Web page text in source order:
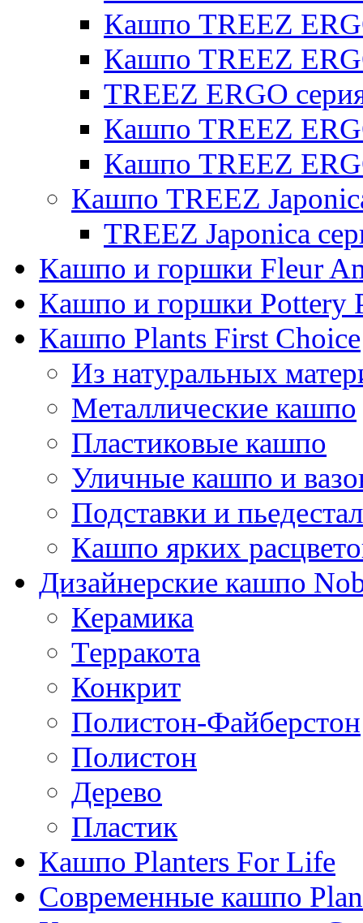
Кашпо TREEZ
Кашпо TREEZ
TREEZ ERGO
Кашпо TREEZ
Кашпо TREEZ
Кашпо TREEZ
TREEZ Japonica
Кашпо и горшки Fleur
Кашпо и горшки Pottery
Кашпо Plants First Choice
Из натуральных
Металлические кашпо
Пластиковые кашпо
Уличные кашпо и
Подставки и
Кашпо ярких
Дизайнерские кашпо
Керамика
Терракота
Конкрит
Полистон-Файберстон
Полистон
Дерево
Пластик
Кашпо Planters For Life
Современные кашпо